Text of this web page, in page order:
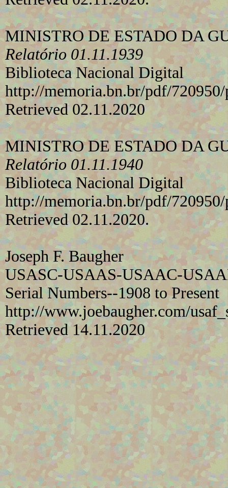
MINISTRO DE ESTADO DA
Relatório 01.11.1939
Biblioteca Nacional Digital
http://memoria.bn.br/pdf/
Retrieved 02.11.2020
MINISTRO DE ESTADO DA
Relatório 01.11.1940
Biblioteca Nacional Digital
http://memoria.bn.br/pdf/
Retrieved 02.11.2020.
Joseph F. Baugher
USASC-USAAS-USAAC-
Serial Numbers--1908 to Present
http://www.joebaugher.com/
Retrieved 14.11.2020